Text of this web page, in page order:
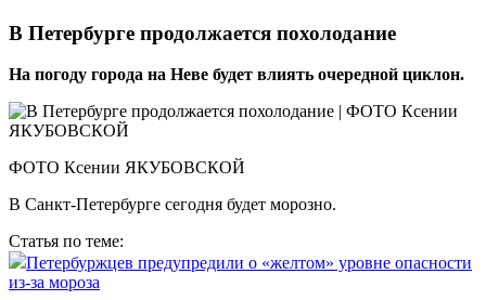
В Петербурге продолжается похолодание
На погоду города на Неве будет влиять очередной циклон.
ФОТО Ксении ЯКУБОВСКОЙ
В Санкт-Петербурге сегодня будет морозно.
Статья по теме:
Петербуржцев предупредили о «желтом» уровне опасности
из-за мороза